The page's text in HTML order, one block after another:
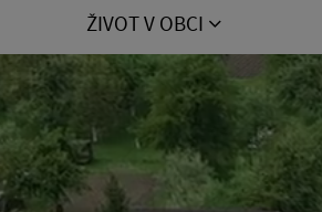
ŽIVOT V OBCI